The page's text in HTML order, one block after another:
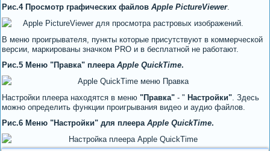
Рис.4 Просмотр графических файлов Apple PictureViewer.
В меню проигрывателя, пункты которые присутствуют в коммерческой
версии, маркированы значком PRO и в бесплатной не работают.
Рис.5 Меню "Правка" плеера Apple QuickTime.
Настройки плеера находятся в меню "Правка" - " Настройки". Здесь
можно определить функции проигрывания видео и аудио файлов.
Рис.6 Меню "Настройки" для плеера Apple QuickTime.